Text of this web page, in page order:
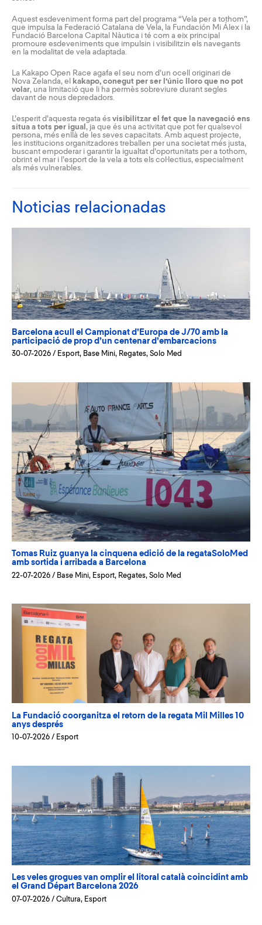
Aquest esdeveniment forma part del programa “Vela per a tothom”,
que impulsa la Federació Catalana de Vela, la Fundación Mi Álex i la
Fundació Barcelona Capital Nàutica i té com a eix principal
promoure esdeveniments que impulsin i visibilitzin els navegants
en la modalitat de vela adaptada.
La Kakapo Open Race agafa el seu nom d’un ocell originari de
Nova Zelanda, el
kakapo, conegut per ser l’únic lloro que no pot
volar, una limitació que li ha permès sobreviure durant segles
davant de nous depredadors.
L’esperit d’aquesta regata és visibilitzar el fet que la navegació ens
situa a tots per igual , ja que és una activitat que pot fer qualsevol
persona, més enllà de les seves capacitats. Amb aquest projecte,
les institucions organitzadores treballen per una societat més justa,
buscant empoderar i garantir la igualtat d’oportunitats per a tothom,
obrint el mar i l’esport de la vela a tots els col·lectius, especialment
als més vulnerables.
Noticias relacionadas
Barcelona acull el Campionat d’Europa de J/70 amb la
participació de prop d’un centenar d’embarcacions
30-07-2026 / Esport, Base Mini, Regates, Solo Med
Tomas Ruiz guanya la cinquena edició de la regataSoloMed
amb sortida i arribada a Barcelona
22-07-2026 / Base Mini, Esport, Regates, Solo Med
La Fundació coorganitza el retorn de la regata Mil Milles 10
anys després
10-07-2026 / Esport
Les veles grogues van omplir el litoral català coincidint amb
el Grand Départ Barcelona 2026
07-07-2026 / Cultura, Esport